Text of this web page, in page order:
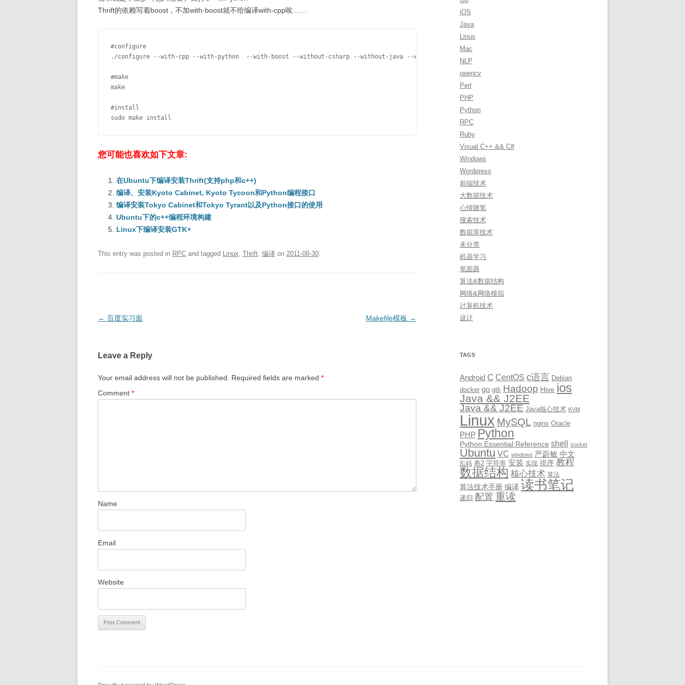
Thrift的依赖写着boost，不加with-boost就不给编译with-cpp唉……
#configure
./configure --with-cpp --with-python  --with-boost --without-csharp --without-java --without-erlang --without-perl --without-php --without-php_extension --
#make
make
#install
sudo make install
您可能也喜欢如下文章:
在Ubuntu下编译安装Thrift(支持php和c++)
编译、安装Kyoto Cabinet, Kyoto Tycoon和Python编程接口
编译安装Tokyo Cabinet和Tokyo Tyrant以及Python接口的使用
Ubuntu下的c++编程环境构建
Linux下编译安装GTK+
This entry was posted in RPC and tagged Linux, Thrift, 编译 on 2011-08-30.
Post
← 百度实习面 Makefile模板 →
Leave a Reply
Your email address will not be published. Required fields are marked *
Comment *
Name
Email
Website
r
:
iOS
Java
Linux
Mac
NLP
opencv
Perl
PHP
Python
RPC
Ruby
Visual C++ && C#
Windows
Wordpress
前端技术
大数据技术
心情随笔
搜索技术
数据库技术
未分类
机器学习
笔面题
算法&数据结构
网络&网络模拟
计算机技术
设计
TAGS
Android C CentOS c语言 Debian
docker go gtk Hadoop Hive ios
Java && J2EE
Java && J2EE Java核心技术 KVM
Linux MySQL nginx Oracle
PHP Python
Python Essential Reference shell socket
Ubuntu VC windows 严蔚敏 中文
乱码 卷2 字符串 安装 实现 排序 教程
数据结构 核心技术 算法
算法技术手册 编译 读书笔记
递归 配置 重读